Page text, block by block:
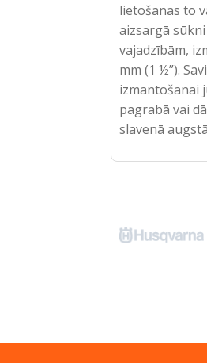
lietošanas to
aizsargā
vajadzībām,
mm (1 ½”).
izmantošanai
pagrabā vai
slavenā